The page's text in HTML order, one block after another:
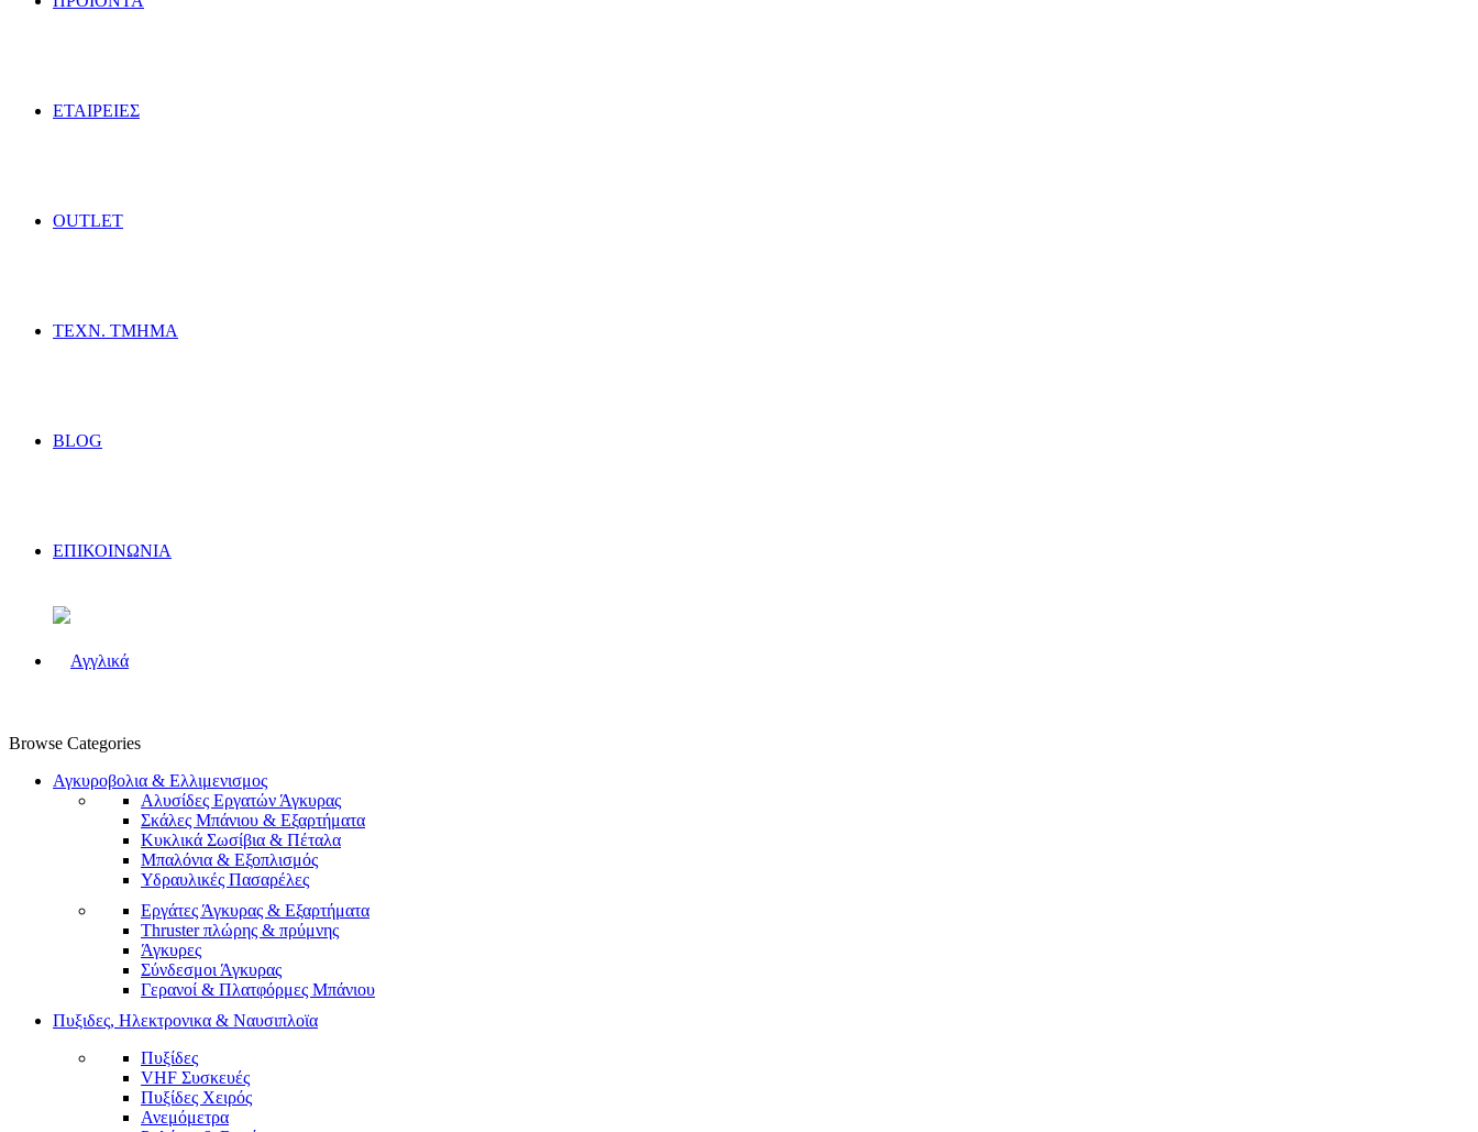
ΕΤΑΙΡΕΙΕΣ
OUTLET
ΤΕΧΝ. ΤΜΗΜΑ
BLOG
ΕΠΙΚΟΙΝΩΝΙΑ
Browse Categories
Αγκυροβολια & Ελλιμενισμος
Αλυσίδες Εργατών Άγκυρας
Σκάλες Μπάνιου & Εξαρτήματα
Κυκλικά Σωσίβια & Πέταλα
Μπαλόνια & Εξοπλισμός
Υδραυλικές Πασαρέλες
Εργάτες Άγκυρας & Εξαρτήματα
Thruster πλώρης & πρύμνης
Άγκυρες
Σύνδεσμοι Άγκυρας
Γερανοί & Πλατφόρμες Μπάνιου
Πυξιδες, Ηλεκτρονικα & Ναυσιπλοϊα
Πυξίδες
VHF Συσκευές
Πυξίδες Χειρός
Ανεμόμετρα